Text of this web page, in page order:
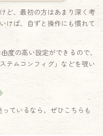
ど、最初の方はあまり深く考
けば、自ずと操作にも慣れて
度の高い設定ができるので、
テムコンフィグ」などを覗い
ているなら、ぜひこちらも